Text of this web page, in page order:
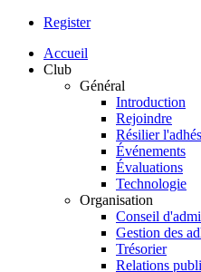
Register
Accueil
Club
Général
Introduction
Rejoindre
Résilier
Événements
Évaluations
Technologie
Organisation
Conseil
Gestion des
Trésorier
Relations